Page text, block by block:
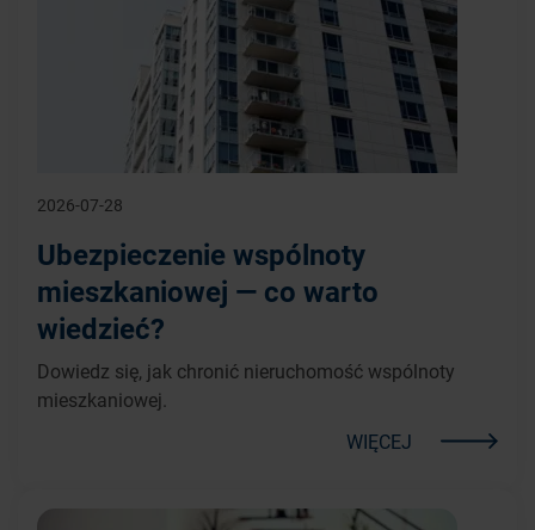
2026-07-28
Ubezpieczenie wspólnoty
mieszkaniowej — co warto
wiedzieć?
Dowiedz się, jak chronić nieruchomość wspólnoty
mieszkaniowej.
WIĘCEJ